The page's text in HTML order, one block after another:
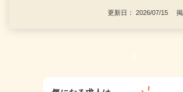
更新日： 2026/07/15 掲
1